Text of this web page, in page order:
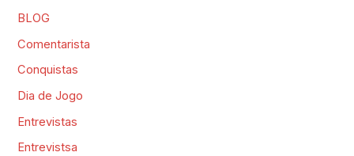
BLOG
Comentarista
Conquistas
Dia de Jogo
Entrevistas
Entrevistsa